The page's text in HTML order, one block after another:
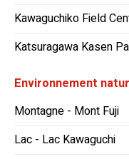
Kawaguchiko Field
Katsuragawa Kasen
Environnement
Montagne - Mont Fuji
Lac - Lac Kawaguchi